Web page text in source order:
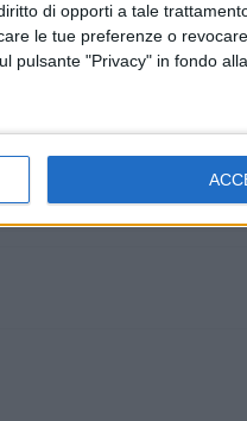
di opporti a tale
le tue preferenze o
pulsante "Privacy" in fondo